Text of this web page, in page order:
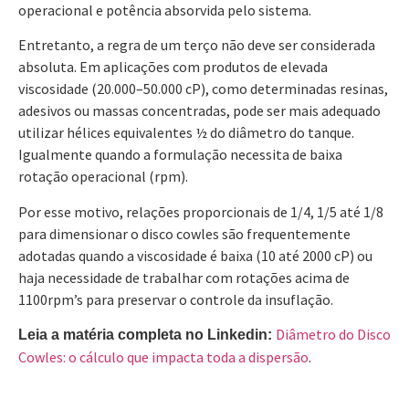
operacional e potência absorvida pelo sistema.
Entretanto, a regra de um terço não deve ser considerada
absoluta. Em aplicações com produtos de elevada
viscosidade (20.000–50.000 cP), como determinadas resinas,
adesivos ou massas concentradas, pode ser mais adequado
utilizar hélices equivalentes ½ do diâmetro do tanque.
Igualmente quando a formulação necessita de baixa
rotação operacional (rpm).
Por esse motivo, relações proporcionais de 1/4, 1/5 até 1/8
para dimensionar o disco cowles são frequentemente
adotadas quando a viscosidade é baixa (10 até 2000 cP) ou
haja necessidade de trabalhar com rotações acima de
1100rpm’s para preservar o controle da insuflação.
Leia a matéria completa no Linkedin: Diâmetro do Disco
Cowles: o cálculo que impacta toda a dispersão.